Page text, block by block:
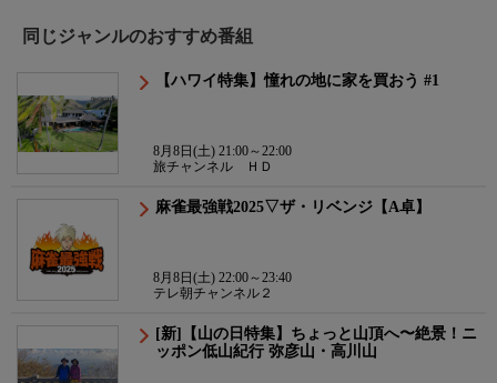
同じジャンルのおすすめ番組
【ハワイ特集】憧れの地に家を買おう #1
8月8日(土) 21:00～22:00
旅チャンネル ＨＤ
麻雀最強戦2025▽ザ・リベンジ【A卓】
8月8日(土) 22:00～23:40
テレ朝チャンネル２
[新]【山の日特集】ちょっと山頂へ〜絶景！ニ
ッポン低山紀行 弥彦山・高川山